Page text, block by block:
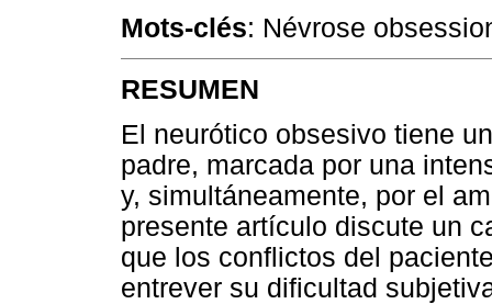
Mots-clés: Névrose
RESUMEN
El neurótico obsesivo tiene
padre, marcada por una
y, simultáneamente, por el
presente artículo discute un
que los conflictos del
entrever su dificultad